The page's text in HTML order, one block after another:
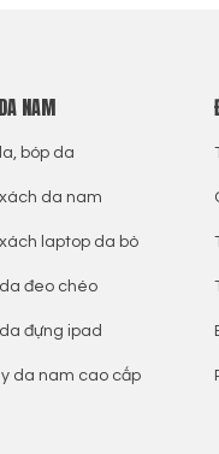
NAM
bóp da
da nam
laptop da bò
đeo chéo
đựng ipad
da nam cao cấp